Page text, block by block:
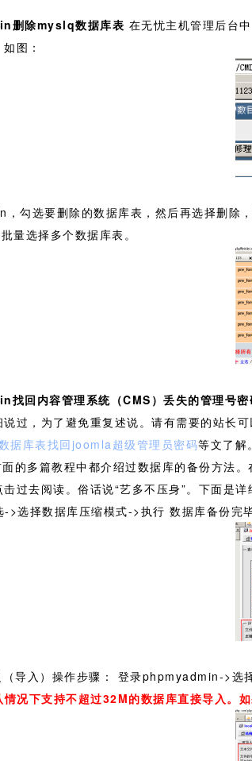
删除myslq数据库表 在无忧主机管理后台
图：
勾选要删除的数据库表，然后再选择删除
量选择多个数据库表。
回内容管理系统（CMS）丢失的管理号密
过，为了避免重复述说。请有需要的站长
据库表找回joomla超级管理员密码等文了解
的多篇教程中都介绍过数据库的备份方法。
过去阅读。俗话说“艺多不压身”。下面
>选择数据库压缩模式->执行 数据库备份完毕
导入）操作步骤： 登录phpmyadmin->选
况下支持不超过32M的数据库直接导入。